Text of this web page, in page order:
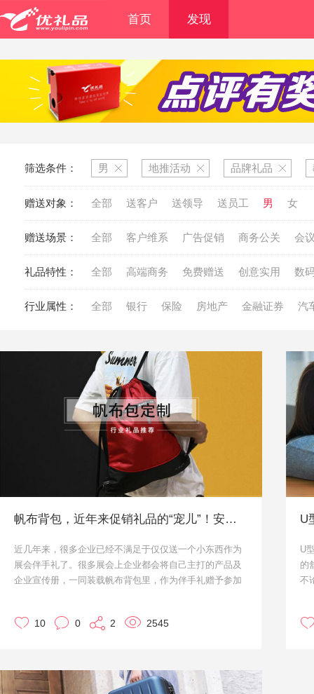
首页 发现
筛选条件： 男 地推活动 品牌礼品
赠送对象： 全部 送客户 送领导 送员工 男 女
赠送场景： 全部 客户维系 广告促销 商务公关 会
礼品特性： 全部 高端商务 免费赠送 创意实用 数
行业属性： 全部 银行 保险 房地产 金融证券 汽
帆布背包，近年来促销礼品的“宠儿”！安排上了！
近几年来，很多企业已经不满足于仅仅送一个小东西作为
展会伴手礼了。很多展会上企业都会将自己主打的产品及
企业宣传册，一同装载帆布背包里，作为伴手礼赠予参加
的帆布背包在某种程度上也是可以给企业做二次宣传和曝
质、工厂，促成了优礼品促销礼品的精美印刷和制作，往
往这些在你看来简单的印刷文字和图案，都是通过精心的
10 0 2 2545
U
U
的
不
多